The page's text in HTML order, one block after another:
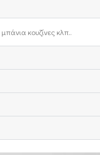
κουζίνες κλπ..